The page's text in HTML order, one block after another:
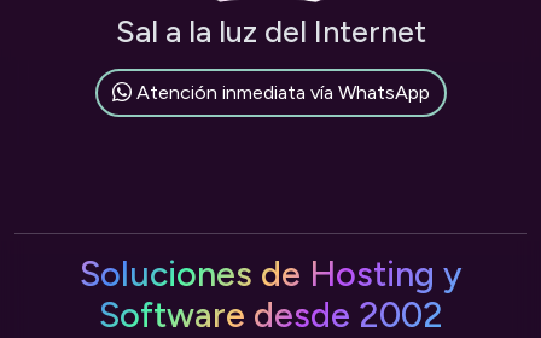
Sal a la luz del Internet
Atención inmediata vía WhatsApp
Soluciones de Hosting y
Software desde 2002